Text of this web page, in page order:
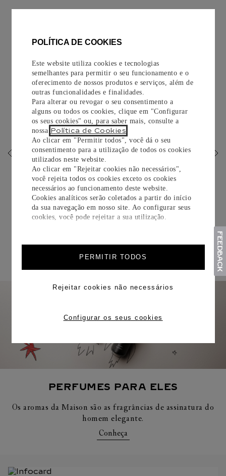
POLÍTICA DE COOKIES
Este website utiliza cookies e tecnologias
semelhantes para permitir o seu funcionamento e o
oferecimento de nossos produtos e serviços, além de
outras funcionalidades e finalidades.
Para alterar ou revogar o seu consentimento a
alguns ou todos os cookies, clique em "Configurar
os seus cookies" ou, para saber mais, consulte a
nossa Política de Cookies
Ao clicar em "Permitir todos", você dá o seu
consentimento para a utilização de todos os cookies
utilizados neste website.
Ao clicar em "Rejeitar cookies não necessários",
você rejeita todos os cookies exceto os cookies
necessários ao funcionamento deste website.
Cookies analíticos serão coletados a partir do início
da sua navegação em nosso site. Ao configurar seus
cookies, você pode rejeitar a sua utilização.
PERMITIR TODOS
Rejeitar cookies não necessários
Configurar os seus cookies
ÓCULOS DE SOL COM MOTIVO C
DE CARTIER ALONGADO
Metal com acabamento dourado liso, corno preto, lentes
cinzentas
R$ 28.700,00
PERFUMES PARA ELES
Os aromas da Maison são as fragrâncias de assinatura do
homem elegante.
Conheça